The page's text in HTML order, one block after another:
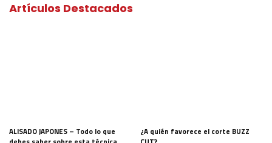
Artículos Destacados
ALISADO JAPONES – Todo lo que
¿A quién favorece el corte BUZZ